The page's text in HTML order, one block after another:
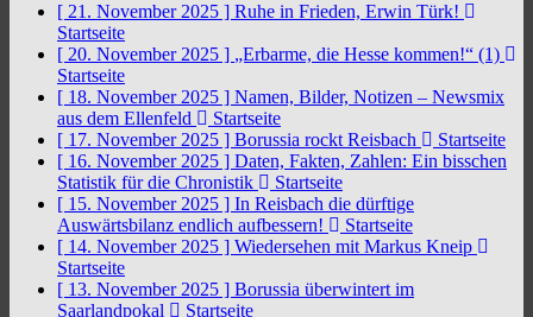
[ 21. November 2025 ] Ruhe in Frieden, Erwin Türk!
Startseite
[ 20. November 2025 ] „Erbarme, die Hesse kommen!“ (1)
Startseite
[ 18. November 2025 ] Namen, Bilder, Notizen – Newsmix
aus dem Ellenfeld
Startseite
[ 17. November 2025 ] Borussia rockt Reisbach
Startseite
[ 16. November 2025 ] Daten, Fakten, Zahlen: Ein bisschen
Statistik für die Chronistik
Startseite
[ 15. November 2025 ] In Reisbach die dürftige
Auswärtsbilanz endlich aufbessern!
Startseite
[ 14. November 2025 ] Wiedersehen mit Markus Kneip
Startseite
[ 13. November 2025 ] Borussia überwintert im
Saarlandpokal
Startseite